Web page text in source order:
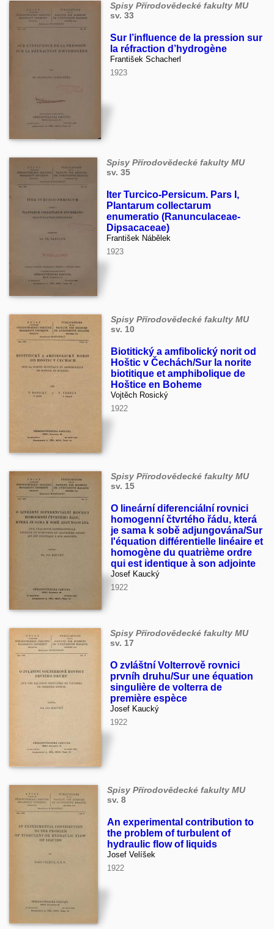
Spisy Přírodovědecké fakulty MU
sv. 33
Sur l’influence de la pression sur
la réfraction d’hydrogène
František Schacherl
1923
Spisy Přírodovědecké fakulty MU
sv. 35
Iter Turcico-Persicum. Pars I,
Plantarum collectarum
enumeratio (Ranunculaceae-
Dipsacaceae)
František Nábělek
1923
Spisy Přírodovědecké fakulty MU
sv. 10
Biotitický a amfibolický norit od
Hoštic v Čechách/Sur la norite
biotitique et amphibolique de
Hoštice en Boheme
Vojtěch Rosický
1922
Spisy Přírodovědecké fakulty MU
sv. 15
O lineární diferenciální rovnici
homogenní čtvrtého řádu, která
je sama k sobě adjungována/Sur
l'équation différentielle linéaire et
homogène du quatrième ordre
qui est identique à son adjointe
Josef Kaucký
1922
Spisy Přírodovědecké fakulty MU
sv. 17
O zvláštní Volterrově rovnici
prvníh druhu/Sur une équation
singulière de volterra de
première espèce
Josef Kaucký
1922
Spisy Přírodovědecké fakulty MU
sv. 8
An experimental contribution to
the problem of turbulent of
hydraulic flow of liquids
Josef Velíšek
1922